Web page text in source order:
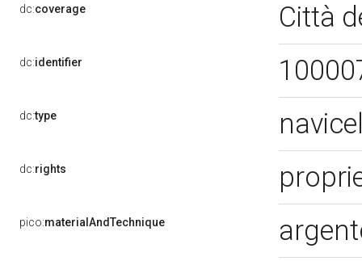
dc:coverage Città
dc:identifier
dc:type
dc:rights
pico:materialAndTechnique